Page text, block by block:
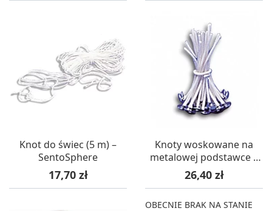
Knot do świec (5 m) –
SentoSphere
Cena
17,70 zł
Knoty woskowane na
metalowej podstawce –
SentoSphere
Cena
26,40 zł
OBECNIE BRAK NA STANIE